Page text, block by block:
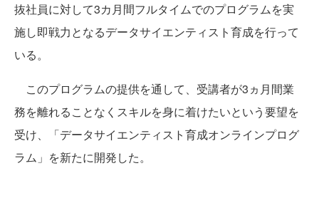
抜社員に対して3カ月間フルタイムでのプログラムを実
施し即戦力となるデータサイエンティスト育成を行って
いる。
このプログラムの提供を通して、受講者が3ヵ月間業
務を離れることなくスキルを身に着けたいという要望を
受け、「データサイエンティスト育成オンラインプログ
ラム」を新たに開発した。